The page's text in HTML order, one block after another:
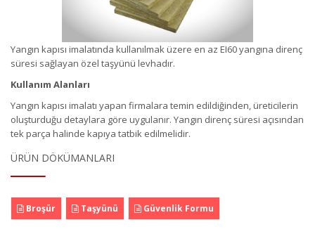
Yangın kapısı imalatında kullanılmak üzere en az EI60 yangına direnç
süresi sağlayan özel taşyünü levhadır.
Kullanım Alanları
Yangın kapısı imalatı yapan firmalara temin edildiğinden, üreticilerin
oluşturduğu detaylara göre uygulanır. Yangın direnç süresi açısından
tek parça halinde kapıya tatbik edilmelidir.
ÜRÜN DÖKÜMANLARI
Broşür Taşyünü Güvenlik Formu